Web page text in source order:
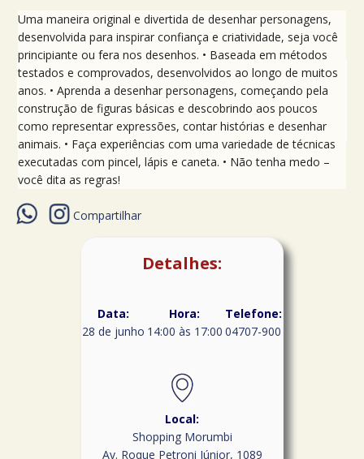
Uma maneira original e divertida de desenhar personagens,
desenvolvida para inspirar confiança e criatividade, seja você
principiante ou fera nos desenhos. • Baseada em métodos
testados e comprovados, desenvolvidos ao longo de muitos
anos. • Aprenda a desenhar personagens, começando pela
construção de figuras básicas e descobrindo aos poucos
como representar expressões, contar histórias e desenhar
animais. • Faça experiências com uma variedade de técnicas
executadas com pincel, lápis e caneta. • Não tenha medo –
você dita as regras!
Compartilhar
Detalhes:
Data:
28 de junho
Hora:
14:00 às 17:00
Telefone:
04707-900
Local:
Shopping Morumbi
Av. Roque Petroni Júnior, 1089